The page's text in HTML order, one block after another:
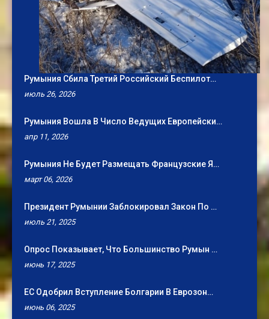
Румыния Сбила Третий Российский Беспилот…
июль 26, 2026
Румыния Вошла В Число Ведущих Европейски…
апр 11, 2026
Румыния Не Будет Размещать Французские Я…
март 06, 2026
Президент Румынии Заблокировал Закон По …
июль 21, 2025
Опрос Показывает, Что Большинство Румын …
июнь 17, 2025
ЕС Одобрил Вступление Болгарии В Еврозон…
июнь 06, 2025